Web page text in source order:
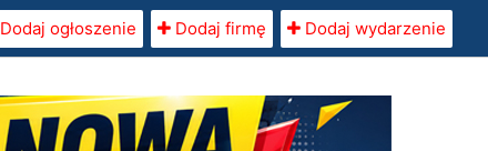
Dodaj ogłoszenie Dodaj firmę Dodaj wydarzenie